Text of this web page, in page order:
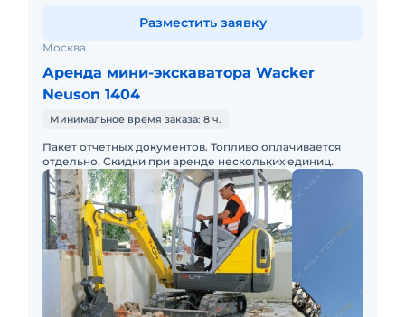
Москва
Аренда мини-экскаватора Wacker
Neuson 1404
Минимальное время заказа: 8 ч.
Пакет отчетных документов. Топливо оплачивается
отдельно. Скидки при аренде нескольких единиц.
Разместить заявку